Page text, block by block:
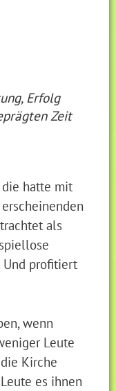
Erfolg
Zeit
die hatte mit
als
Und profitiert
wenn
Leute
Kirche
es ihnen